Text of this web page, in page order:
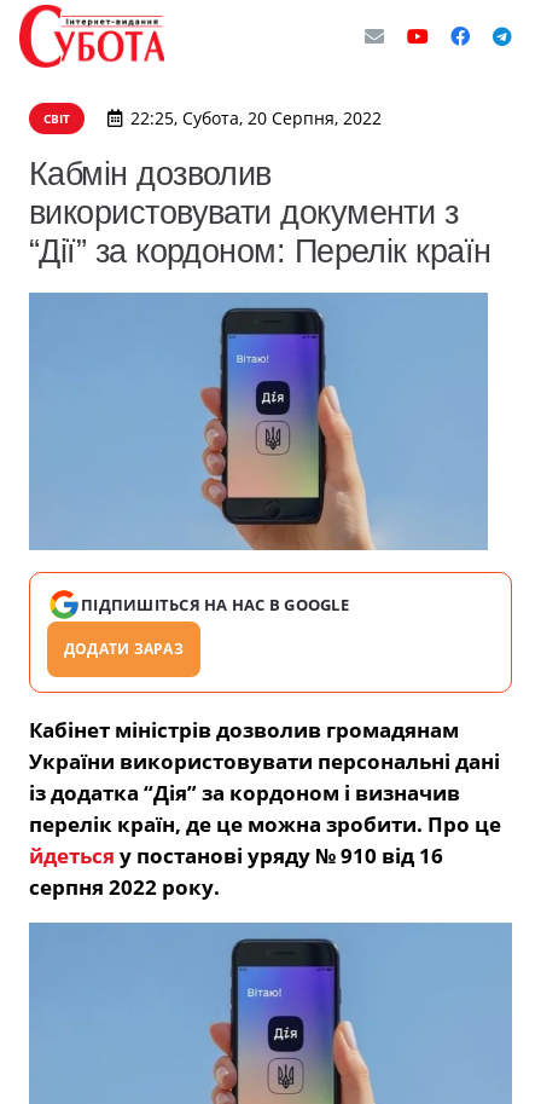
СВІТ 22:25, Субота, 20 Серпня, 2022
Кабмін дозволив
використовувати документи з
“Дії” за кордоном: Перелік країн
ПІДПИШІТЬСЯ НА НАС В GOOGLE
ДОДАТИ ЗАРАЗ
Кабінет міністрів дозволив громадянам
України використовувати персональні дані
із додатка “Дія” за кордоном і визначив
перелік країн, де це можна зробити. Про це
йдеться у постанові уряду № 910 від 16
серпня 2022 року.